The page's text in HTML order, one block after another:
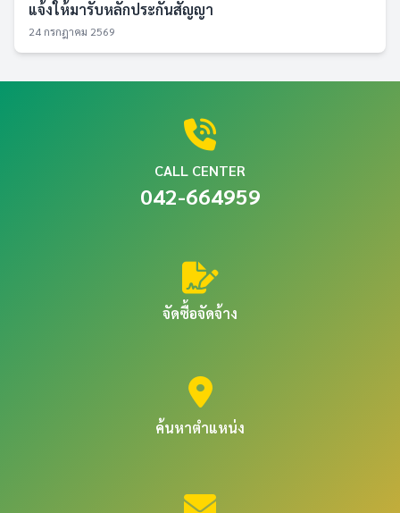
แจ้งให้มารับหลักประกันสัญญา
24 กรกฎาคม 2569
CALL CENTER
042-664959
จัดซื้อจัดจ้าง
ค้นหาตำแหน่ง